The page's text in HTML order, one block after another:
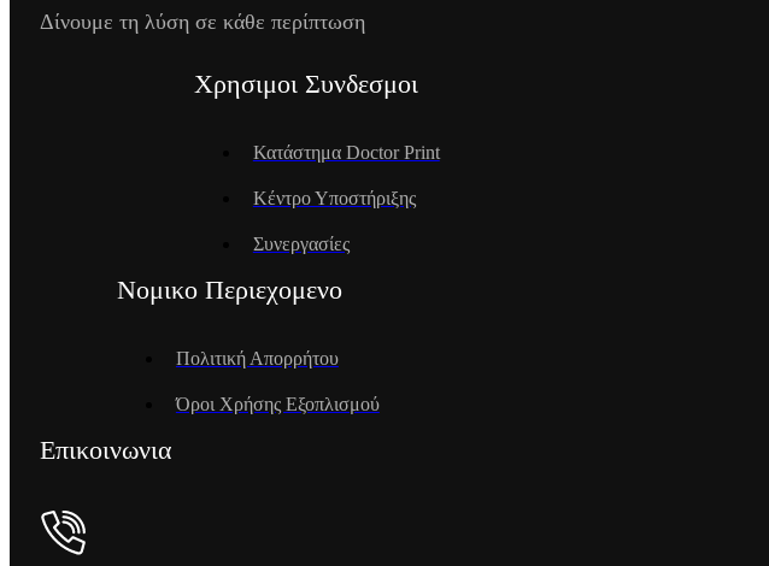
Δίνουμε τη λύση σε κάθε περίπτωση
Χρησιμοι Συνδεσμοι
Κατάστημα Doctor Print
Κέντρο Υποστήριξης
Συνεργασίες
Νομικο Περιεχομενο
Πολιτική Απορρήτου
Όροι Χρήσης Εξοπλισμού
Επικοινωνια